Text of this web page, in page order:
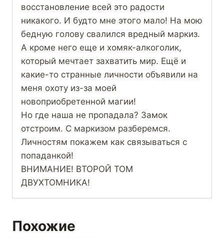
восстановление всей это радости
никакого. И будто мне этого мало! На мою
бедную голову свалился вредный маркиз.
А кроме него еще и хомяк-алкоголик,
который мечтает захватить мир. Ещё и
какие-то странные личности объявили на
меня охоту из-за моей
новоприобретенной магии!
Но где наша не пропадала? Замок
отстроим. С маркизом разберемся.
Личностям покажем как связываться с
попаданкой!
ВНИМАНИЕ! ВТОРОЙ ТОМ
ДВУХТОМНИКА!
Похожие